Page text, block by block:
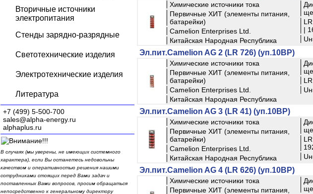
Вторичные источники
электропитания
Стенды зарядно-разрядные
Светотехнические изделия
Электротехнические изделия
Литература
+7 (499) 5-500-700
sales@alpha-energy.ru
alphaplus.ru
В случаях (мы уверены, не имеющих системного
характера), если Вы останетесь недовольны
качеством и оперативностью решения нашими
сотрудниками стоящих перед Вами задач и
поставленных Вами вопросов, просим обращаться
непосредственно к генеральному директору
Химические источники тока
Первичные ХИТ (элементы питания,
батарейки)
Camelion Enterprises Ltd.
Китайская Народная Республика
|
Эл.пит.Camelion AG 2 (LR 726) (уп.10BP)
Химические источники тока
Первичные ХИТ (элементы питания,
батарейки)
Camelion Enterprises Ltd.
Китайская Народная Республика
Эл.пит.Camelion AG 3 (LR 41) (уп.10BP)
Химические источники тока
Первичные ХИТ (элементы питания,
батарейки)
Camelion Enterprises Ltd.
Китайская Народная Республика
Эл.пит.Camelion AG 4 (LR 626) (уп.10BP)
Химические источники тока
Первичные ХИТ (элементы питания,